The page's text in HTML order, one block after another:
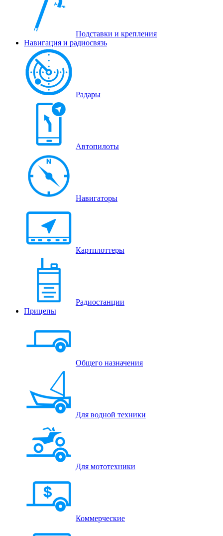
Подставки и крепления
Навигация и радиосвязь
Радары
Автопилоты
Навигаторы
Картплоттеры
Радиостанции
Прицепы
Общего назначения
Для водной техники
Для мототехники
Коммерческие